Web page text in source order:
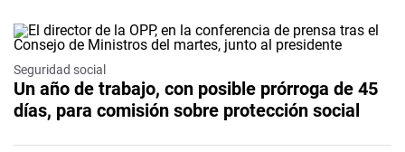
Seguridad social
Un año de trabajo, con posible prórroga de 45
días, para comisión sobre protección social